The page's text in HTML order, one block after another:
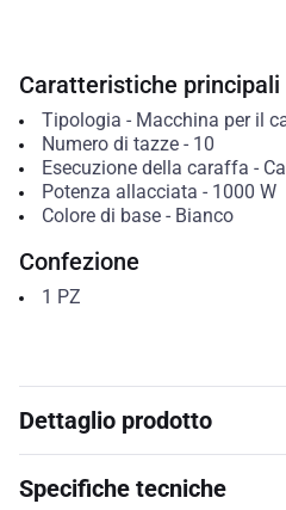
Caratteristiche principali
Tipologia - Macchina per il
Numero di tazze- 10
Esecuzione della caraffa -
Potenza allacciata - 1000 W
Colore di base- Bianco
Confezione
1 PZ
Dettaglio prodotto
Specifiche tecniche